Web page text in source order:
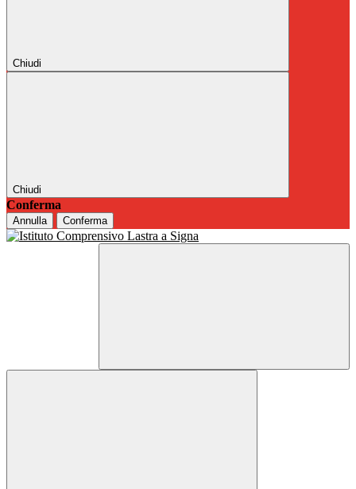
Chiudi
Chiudi
Conferma
Annulla Conferma